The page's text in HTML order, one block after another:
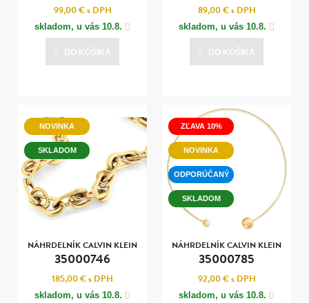
99,00 €s DPH
skladom, u vás 10.8.
DO KOŠÍKA
89,00 €s DPH
skladom, u vás 10.8.
DO KOŠÍKA
NOVINKA
SKLADOM
NÁHRDELNÍK CALVIN KLEIN
35000746
185,00 €s DPH
skladom, u vás 10.8.
ZĽAVA 10%
NOVINKA
ODPORÚČANÝ
SKLADOM
NÁHRDELNÍK CALVIN KLEIN
35000785
92,00 €s DPH
skladom, u vás 10.8.